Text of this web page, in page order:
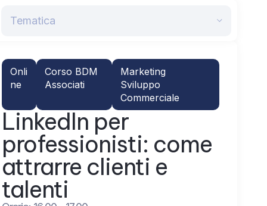
Tematica
Onli
ne
Corso BDM
Associati
Marketing
Sviluppo
Commerciale
LinkedIn per
professionisti: come
attrarre clienti e
talenti